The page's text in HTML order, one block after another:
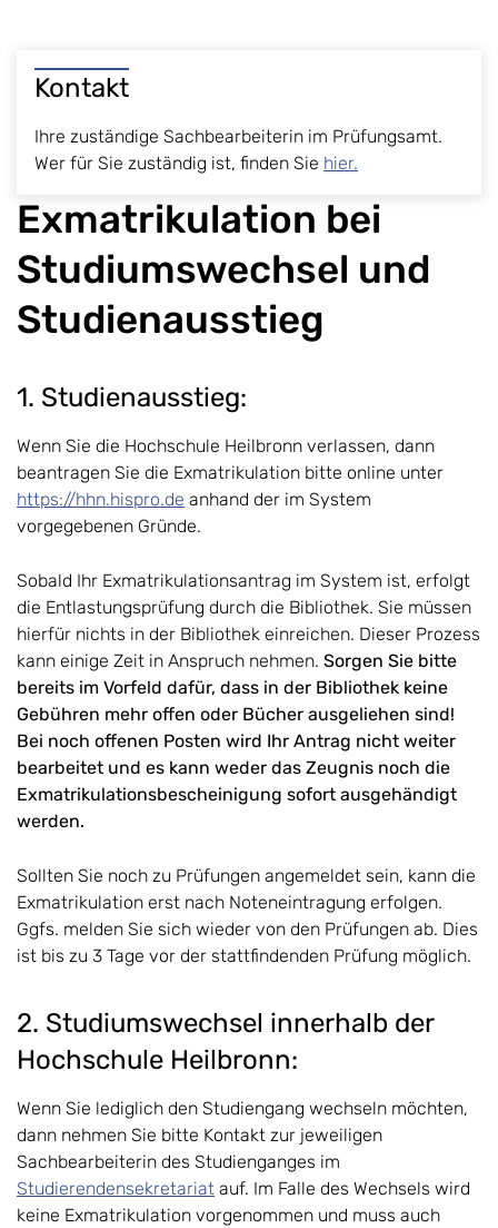
Kontakt
Ihre zuständige Sachbearbeiterin im Prüfungsamt.
Wer für Sie zuständig ist, finden Sie hier.
Exmatrikulation bei
Studiumswechsel und
Studienausstieg
1. Studienausstieg:
Wenn Sie die Hochschule Heilbronn verlassen, dann
beantragen Sie die Exmatrikulation bitte online unter
https://hhn.hispro.de anhand der im System
vorgegebenen Gründe.
Sobald Ihr Exmatrikulationsantrag im System ist, erfolgt
die Entlastungsprüfung durch die Bibliothek. Sie müssen
hierfür nichts in der Bibliothek einreichen. Dieser Prozess
kann einige Zeit in Anspruch nehmen. Sorgen Sie bitte
bereits im Vorfeld dafür, dass in der Bibliothek keine
Gebühren mehr offen oder Bücher ausgeliehen sind!
Bei noch offenen Posten wird Ihr Antrag nicht weiter
bearbeitet und es kann weder das Zeugnis noch die
Exmatrikulationsbescheinigung sofort ausgehändigt
werden.
Sollten Sie noch zu Prüfungen angemeldet sein, kann die
Exmatrikulation erst nach Noteneintragung erfolgen.
Ggfs. melden Sie sich wieder von den Prüfungen ab. Dies
ist bis zu 3 Tage vor der stattfindenden Prüfung möglich.
2. Studiumswechsel innerhalb der
Hochschule Heilbronn:
Wenn Sie lediglich den Studiengang wechseln möchten,
dann nehmen Sie bitte Kontakt zur jeweiligen
Sachbearbeiterin des Studienganges im
Studierendensekretariat auf. Im Falle des Wechsels wird
keine Exmatrikulation vorgenommen und muss auch